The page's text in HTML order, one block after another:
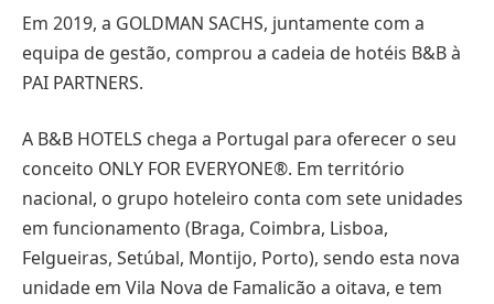
Em 2019, a GOLDMAN SACHS, juntamente com a
equipa de gestão, comprou a cadeia de hotéis B&B à
PAI PARTNERS.
A B&B HOTELS chega a Portugal para oferecer o seu
conceito ONLY FOR EVERYONE®. Em território
nacional, o grupo hoteleiro conta com sete unidades
em funcionamento (Braga, Coimbra, Lisboa,
Felgueiras, Setúbal, Montijo, Porto), sendo esta nova
unidade em Vila Nova de Famalicão a oitava, e tem